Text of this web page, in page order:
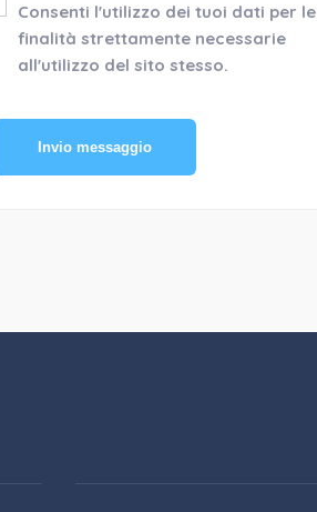
Consenti l'utilizzo dei tuoi dati per le
finalità strettamente necessarie
all'utilizzo del sito stesso.
Invio messaggio